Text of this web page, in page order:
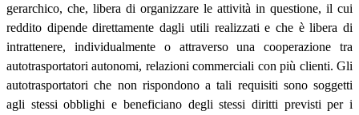
gerarchico, che, libera di organizzare le attività in questione, il cui
reddito dipende direttamente dagli utili realizzati e che è libera di
intrattenere, individualmente o attraverso una cooperazione tra
autotrasportatori autonomi, relazioni commerciali con più clienti. Gli
autotrasportatori che non rispondono a tali requisiti sono soggetti
agli stessi obblighi e beneficiano degli stessi diritti previsti per i